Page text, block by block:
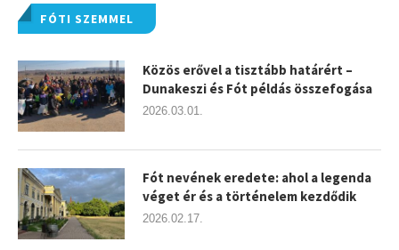
FÓTI SZEMMEL
Közös erővel a tisztább határért –
Dunakeszi és Fót példás összefogása
2026.03.01.
Fót nevének eredete: ahol a legenda
véget ér és a történelem kezdődik
2026.02.17.